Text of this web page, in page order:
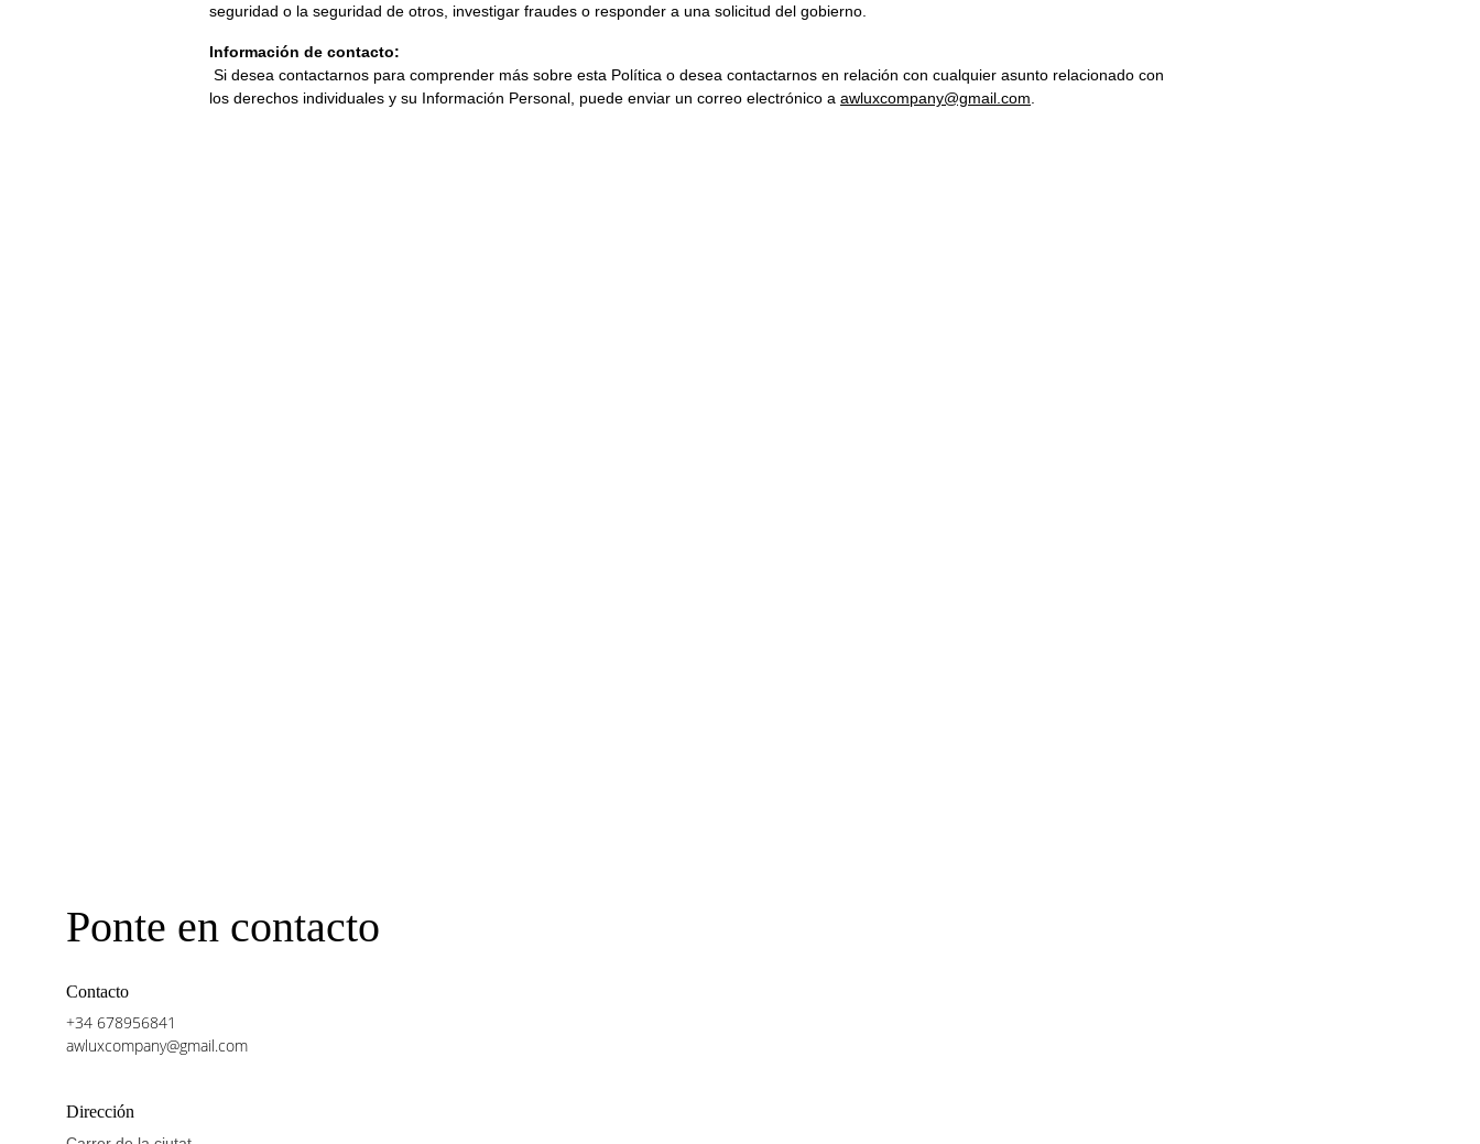
seguridad o la seguridad de otros, investigar fraudes o responder a una solicitud del gobierno.
Información de contacto:
los derechos individuales y su Información Personal, puede enviar un correo electrónico a awluxcompany@gmail.com
Ponte en contacto
Dirección
Contacto
+34 678956841
awluxcompany@gmail.com